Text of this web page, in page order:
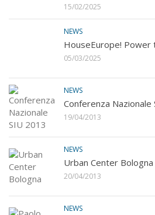
15/02/2025
NEWS
HouseEurope! Power
05/03/2025
NEWS
Conferenza Nazionale
19/04/2013
NEWS
Urban Center Bologna
20/04/2013
NEWS